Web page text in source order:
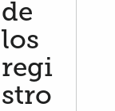
de
los
regi
stro